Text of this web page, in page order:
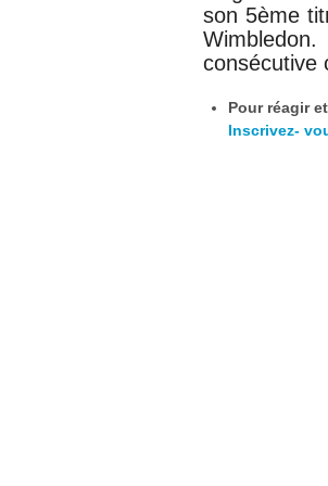
son 5ème
consécutive
Pour réagir
Inscrivez-